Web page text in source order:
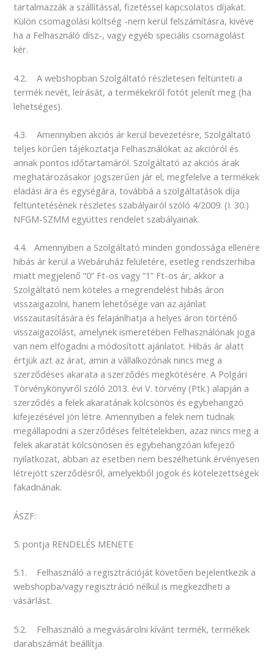
tartalmazzák a szállítással, fizetéssel kapcsolatos díjakat.
Külön csomagolási költség -nem kerül felszámításra, kivéve
ha a Felhasználó dísz-, vagy egyéb speciális csomagolást
kér.
4.2. A webshopban Szolgáltató részletesen feltünteti a
termék nevét, leírását, a termékekről fotót jelenít meg (ha
lehetséges).
4.3. Amennyiben akciós ár kerül bevezetésre, Szolgáltató
teljes körűen tájékoztatja Felhasználókat az akcióról és
annak pontos időtartamáról. Szolgáltató az akciós árak
meghatározásakor jogszerűen jár el, megfelelve a termékek
eladási ára és egységára, továbbá a szolgáltatások díja
feltüntetésének részletes szabályairól szóló 4/2009. (I. 30.)
NFGM-SZMM együttes rendelet szabályainak.
4.4. Amennyiben a Szolgáltató minden gondossága ellenére
hibás ár kerül a Webáruház felületére, esetleg rendszerhiba
miatt megjelenő “0” Ft-os vagy “1” Ft-os ár, akkor a
Szolgáltató nem köteles a megrendelést hibás áron
visszaigazolni, hanem lehetősége van az ajánlat
visszautasítására és felajánlhatja a helyes áron történő
visszaigazolást, amelynek ismeretében Felhasználónak joga
van nem elfogadni a módosított ajánlatot. Hibás ár alatt
értjük azt az árat, amin a vállalkozónak nincs meg a
szerződéses akarata a szerződés megkötésére. A Polgári
Törvénykönyvről szóló 2013. évi V. törvény (Ptk.) alapján a
szerződés a felek akaratának kölcsönös és egybehangzó
kifejezésével jön létre. Amennyiben a felek nem tudnak
megállapodni a szerződéses feltételekben, azaz nincs meg a
felek akaratát kölcsönösen és egybehangzóan kifejező
nyilatkozat, abban az esetben nem beszélhetünk érvényesen
létrejött szerződésről, amelyekből jogok és kötelezettségek
fakadnának.
ÁSZF:
5. pontja RENDELÉS MENETE
5.1. Felhasználó a regisztrációját követően bejelentkezik a
webshopba/vagy regisztráció nélkül is megkezdheti a
vásárlást.
5.2. Felhasználó a megvásárolni kívánt termék, termékek
darabszámát beállítja.